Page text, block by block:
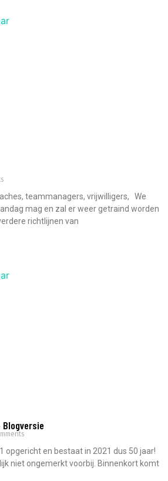
teammanagers, vrijwilligers, We
mag en zal er weer getraind worden
richtlijnen van
opgericht en bestaat in 2021 dus 50 jaar!
niet ongemerkt voorbij. Binnenkort komt